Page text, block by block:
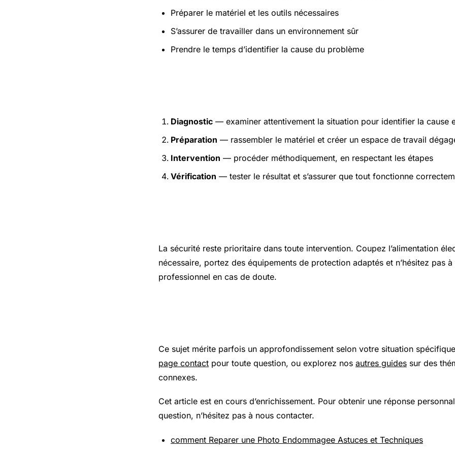
Préparer le matériel et les outils nécessaires
S’assurer de travailler dans un environnement sûr
Prendre le temps d’identifier la cause du problème
Diagnostic — examiner attentivement la situation pour identifier la cause
Préparation — rassembler le matériel et créer un espace de travail
Intervention — procéder méthodiquement, en respectant les étapes
Vérification — tester le résultat et s’assurer que tout fonctionne
La sécurité reste prioritaire dans toute intervention. Coupez l’alimentation
nécessaire, portez des équipements de protection adaptés et n’hésitez pas
professionnel en cas de doute.
Ce sujet mérite parfois un approfondissement selon votre situation
page contact pour toute question, ou explorez nos autres guides sur des
connexes.
Cet article est en cours d’enrichissement. Pour obtenir une réponse
question, n’hésitez pas à nous contacter.
comment Reparer une Photo Endommagee Astuces et Techniques